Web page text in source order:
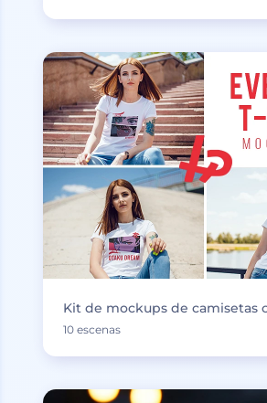
Kit de mockups de camisetas
10 escenas